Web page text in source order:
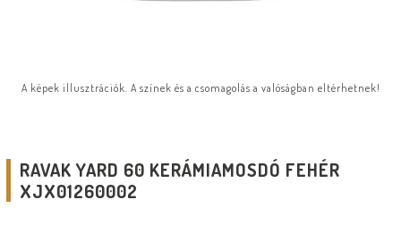
A képek illusztrációk. A színek és a csomagolás a valóságban eltérhetnek!
RAVAK YARD 60 KERÁMIAMOSDÓ FEHÉR
XJX01260002